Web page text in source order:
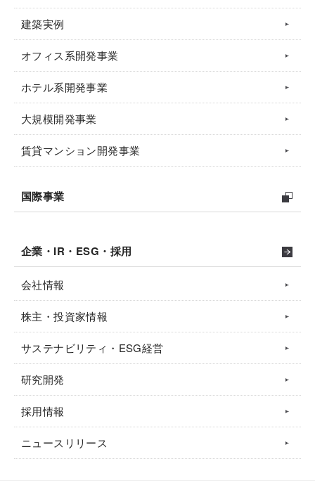
建築実例
オフィス系開発事業
ホテル系開発事業
大規模開発事業
賃貸マンション開発事業
国際事業
企業・IR・ESG・採用
会社情報
株主・投資家情報
サステナビリティ・ESG経営
研究開発
採用情報
ニュースリリース